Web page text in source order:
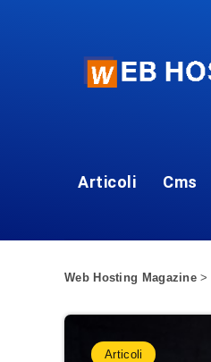
Articoli Cms
Web Hosting Magazine >
Articoli